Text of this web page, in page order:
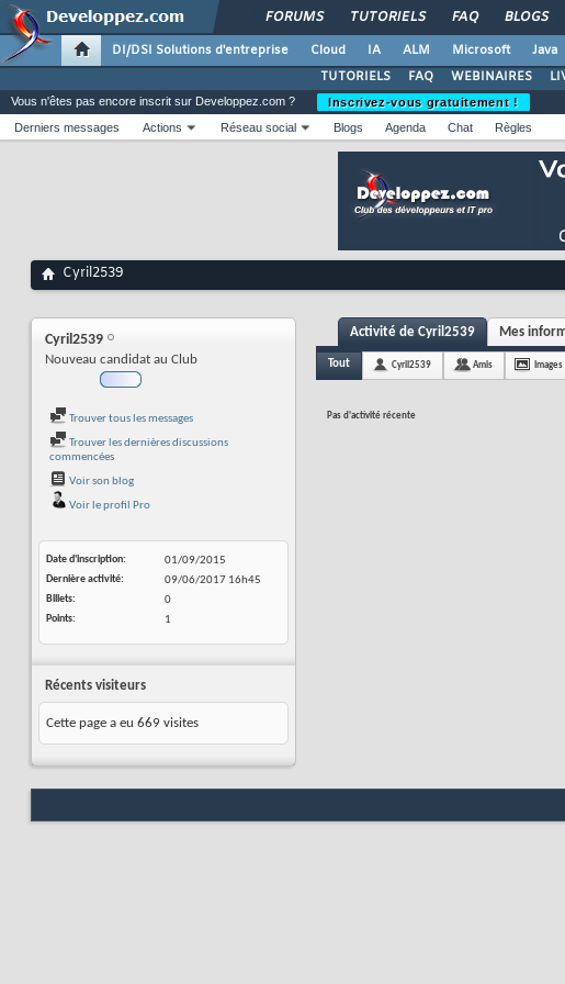
FORUMS TUTORIELS FAQ BLOGS
DI/DSI Solutions d'entreprise Cloud IA ALM Microsoft Java
TUTORIELS
FAQ WEBINAIRES
Vous n'êtes pas encore inscrit sur Developpez.com ?
Inscrivez-vous gratuitement !
Derniers messages
Actions Réseau social Blogs Agenda Chat Règles
Cyril2539
Cyril2539
Nouveau candidat au Club
Trouver tous les messages
Trouver les dernières discussions
commencées
Voir son blog
Voir le profil Pro
Date d'inscription
01/09/2015
Dernière activité
09/06/2017 16h45
Billets
0
Points
1
Récents visiteurs
Cette page a eu 669 visites
Activité de Cyril2539 Mes
Tout Cyril2539 Amis Images
Pas d'activité récente